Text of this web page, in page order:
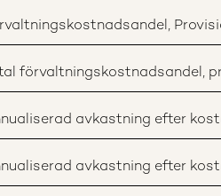
förvaltningskostnadsandel,
avkastning efter
avkastning efter